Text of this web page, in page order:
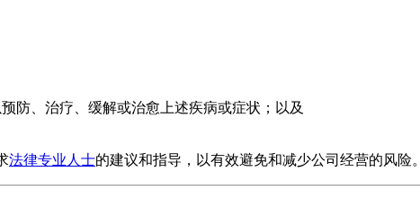
防、治疗、缓解或治愈上述疾病或症状；以及
法律专业人士的建议和指导，以有效避免和减少公司经营的风险。